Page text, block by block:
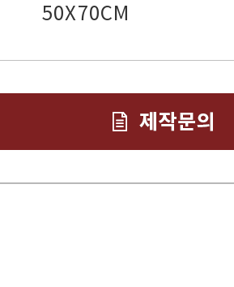
50X70CM